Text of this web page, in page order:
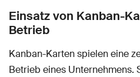
Einsatz von Kanban-
Betrieb
Kanban-Karten spielen eine
Betrieb eines Unternehmens.